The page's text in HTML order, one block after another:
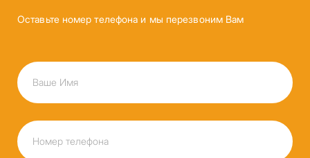
Оставьте номер телефона и мы перезвоним Вам